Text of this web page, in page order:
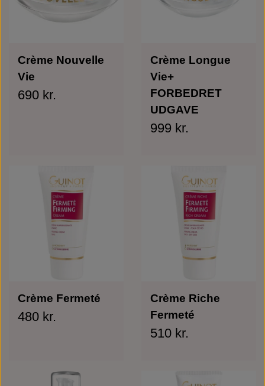
Crème Nouvelle
Vie
690 kr.
Crème Longue
Vie+
FORBEDRET
UDGAVE
999 kr.
Crème Fermeté
480 kr.
Crème Riche
Fermeté
510 kr.